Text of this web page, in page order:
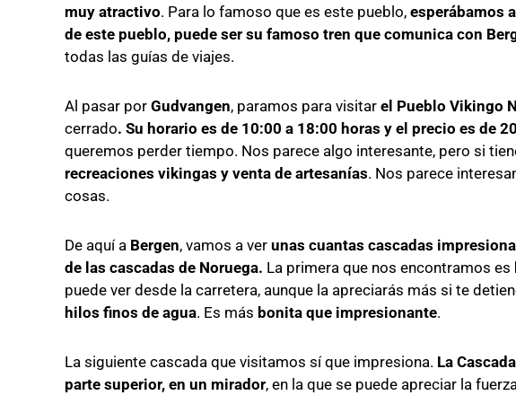
muy atractivo. Para lo famoso que es este pueblo, esperábamos
de este pueblo, puede ser su famoso tren que comunica con
todas las guías de viajes.
Al pasar por Gudvangen, paramos para visitar el Pueblo Vikingo
cerrado. Su horario es de 10:00 a 18:00 horas y el precio es de
queremos perder tiempo. Nos parece algo interesante, pero si
recreaciones vikingas y venta de artesanías. Nos parece
cosas.
De aquí a Bergen, vamos a ver unas cuantas cascadas
de las cascadas de Noruega. La primera que nos encontramos es
puede ver desde la carretera, aunque la apreciarás más si te
hilos finos de agua. Es más bonita que impresionante.
La siguiente cascada que visitamos sí que impresiona. La
parte superior, en un mirador, en la que se puede apreciar la